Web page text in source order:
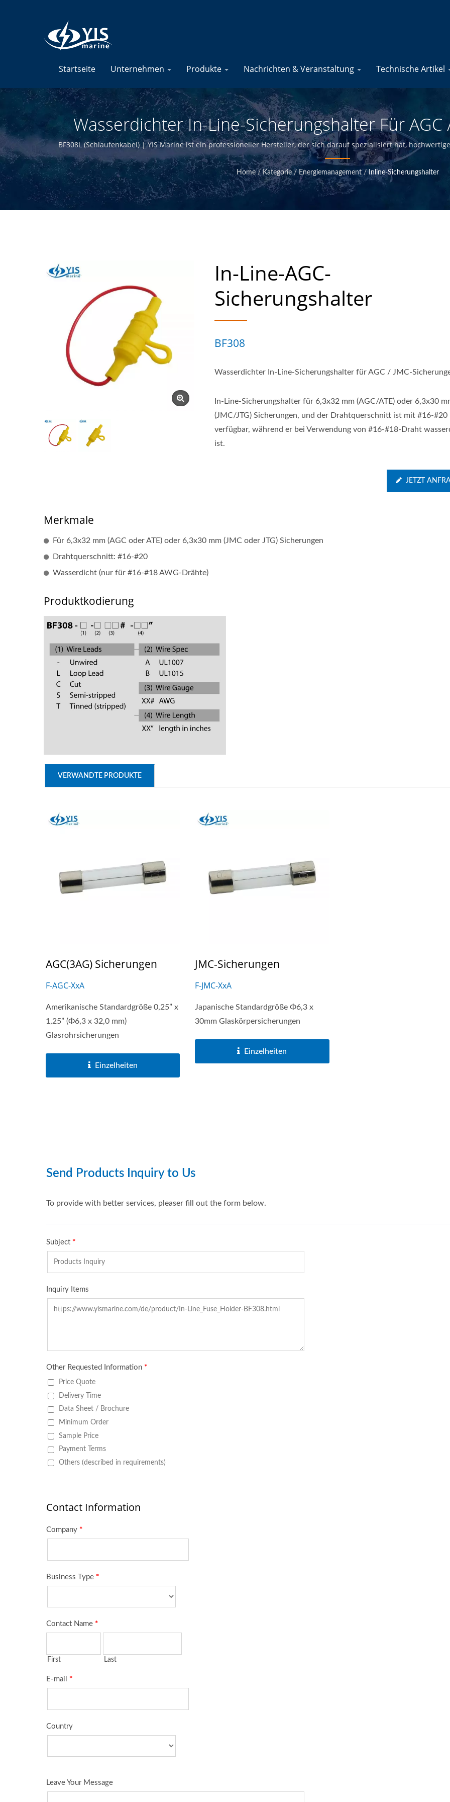
Startseite Unternehmen Produkte Nachrichten & Veranstaltung Technische Artikel
Wasserdichter In-Line-Sicherungshalter Für AGC
Marine-Sicherungsblöcke - Hersteller Von
Produkten | YIS Marine
BF308L (Schlaufenkabel) | YIS Marine ist ein professioneller Hersteller, der sich darauf spezialisiert hat,
anzubieten. Durch die interne Konstruktion und Fertigung sowie die Qualitätskontrolle am Hauptsitz in Taiwan
zu wettbewerbsfähigen Preisen anzubieten.
Home / Kategorie / Energiemanagement / Inline-Sicherungshalter
In-Line-AGC-
Sicherungshalter
BF308
Wasserdichter In-Line-Sicherungshalter für AGC / JMC-
In-Line-Sicherungshalter für 6,3x32 mm (AGC/ATE) oder 6,3x30
(JMC/JTG) Sicherungen, und der Drahtquerschnitt ist mit #16-#20
verfügbar, während er bei Verwendung von #16-#18-Draht
ist.
JETZT
Merkmale
Für 6,3x32 mm (AGC oder ATE) oder 6,3x30 mm (JMC oder JTG) Sicherungen
Drahtquerschnitt: #16-#20
Wasserdicht (nur für #16-#18 AWG-Drähte)
Produktkodierung
VERWANDTE PRODUKTE
AGC(3AG) Sicherungen
F-AGC-XxA
Amerikanische Standardgröße 0,25” x
1,25” (Φ6,3 x 32,0 mm)
Glasrohrsicherungen
Einzelheiten
JMC-Sicherungen
F-JMC-XxA
Japanische Standardgröße Φ6,3 x
30mm Glaskörpersicherungen
Einzelheiten
Hauptbatterieschalter-Serie